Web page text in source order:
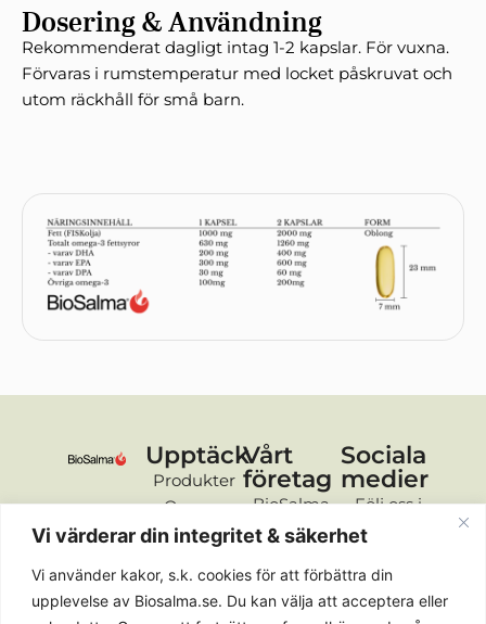
Vi värderar din integritet & säkerhet
Vi använder kakor, s.k. cookies för att förbättra din
upplevelse av Biosalma.se. Du kan välja att acceptera eller
Dosering & Användning
Rekommenderat dagligt intag 1-2 kapslar. För vuxna.
Förvaras i rumstemperatur med locket påskruvat och
utom räckhåll för små barn.
Upptäck
Produkter
Om oss
Råvaror
Återförsäljare
Vårt
företag
BioSalma
AB
98
113 50,
Sociala
medier
Följ oss i
sociala
de senaste
nyheterna